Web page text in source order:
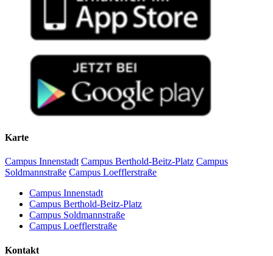
Karte
Campus Innenstadt Campus Berthold-Beitz-Platz Campus
Soldmannstraße Campus Loefflerstraße
Campus Innenstadt
Campus Berthold-Beitz-Platz
Campus Soldmannstraße
Campus Loefflerstraße
Kontakt